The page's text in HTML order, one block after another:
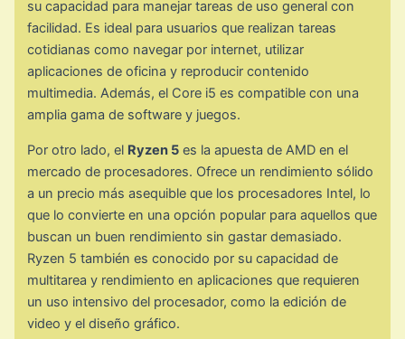
su capacidad para manejar tareas de uso general con
facilidad. Es ideal para usuarios que realizan tareas
cotidianas como navegar por internet, utilizar
aplicaciones de oficina y reproducir contenido
multimedia. Además, el Core i5 es compatible con una
amplia gama de software y juegos.
Por otro lado, el Ryzen 5 es la apuesta de AMD en el
mercado de procesadores. Ofrece un rendimiento sólido
a un precio más asequible que los procesadores Intel, lo
que lo convierte en una opción popular para aquellos que
buscan un buen rendimiento sin gastar demasiado.
Ryzen 5 también es conocido por su capacidad de
multitarea y rendimiento en aplicaciones que requieren
un uso intensivo del procesador, como la edición de
video y el diseño gráfico.